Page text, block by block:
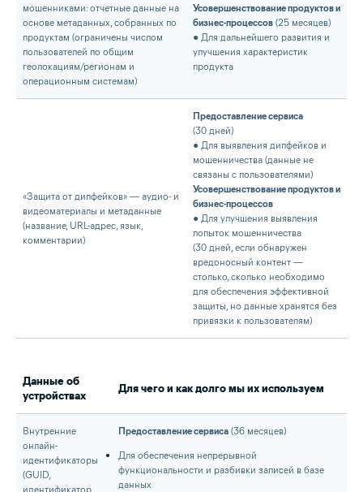
мошенниками: отчетные данные на
основе метаданных, собранных по
продуктам (ограничены числом
пользователей по общим
геолокациям/регионам и
операционным системам)
Усовершенствование продуктов и
бизнес-процессов (25 месяцев)
● Для дальнейшего развития и
улучшения характеристик
продукта
«Защита от дипфейков» — аудио- и
видеоматериалы и метаданные
(название, URL-адрес, язык,
комментарии)
Предоставление сервиса
(30 дней)
● Для выявления дипфейков и
мошенничества (данные не
связаны с пользователями)
Усовершенствование продуктов и
бизнес-процессов
● Для улучшения выявления
попыток мошенничества
(30 дней, если обнаружен
вредоносный контент —
столько, сколько необходимо
для обеспечения эффективной
защиты, но данные хранятся без
привязки к пользователям)
Данные об
устройствах
Для чего и как долго мы их используем
Внутренние
онлайн-
идентификаторы
(GUID,
идентификатор
Предоставление сервиса (36 месяцев)
Для обеспечения непрерывной
функциональности и разбивки записей в базе
данных